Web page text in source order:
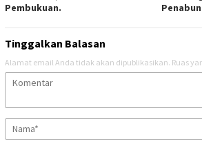
Pembukuan.
Tinggalkan Balasan
Alamat email Anda tidak akan dipublikasikan. Ruas